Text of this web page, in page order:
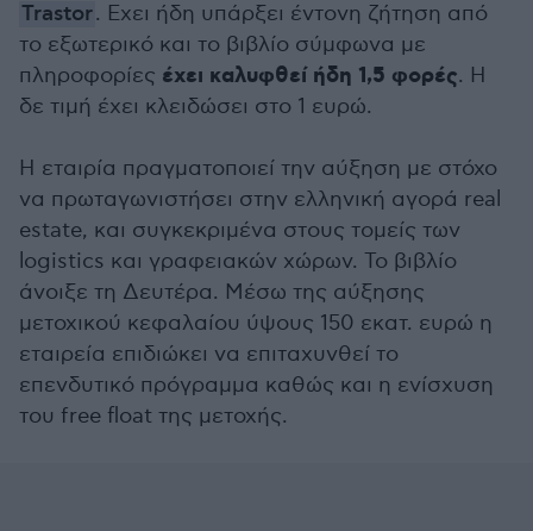
Trastor. Εχει ήδη υπάρξει έντονη ζήτηση από
το εξωτερικό και το βιβλίο σύμφωνα με
πληροφορίες έχει καλυφθεί ήδη 1,5 φορές. Η
δε τιμή έχει κλειδώσει στο 1 ευρώ.
Η εταιρία πραγματοποιεί την αύξηση με στόχο
να πρωταγωνιστήσει στην ελληνική αγορά real
estate, και συγκεκριμένα στους τομείς των
logistics και γραφειακών χώρων. Το βιβλίο
άνοιξε τη Δευτέρα. Μέσω της αύξησης
μετοχικού κεφαλαίου ύψους 150 εκατ. ευρώ η
εταιρεία επιδιώκει να επιταχυνθεί το
επενδυτικό πρόγραμμα καθώς και η ενίσχυση
του free float της μετοχής.